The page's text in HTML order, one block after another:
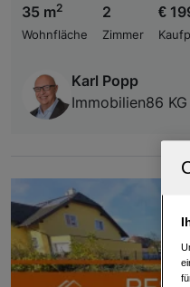
35 m2
Wohnfläche
2
Zimmer
€
Karl Popp
Immobilien86 KG